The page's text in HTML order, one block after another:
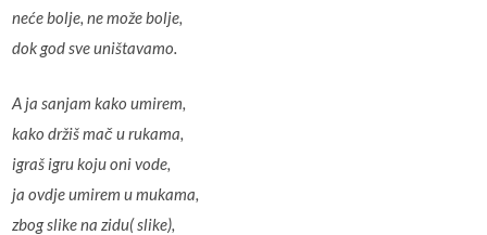
neće bolje, ne može bolje,
dok god sve uništavamo.
A ja sanjam kako umirem,
kako držiš mač u rukama,
igraš igru koju oni vode,
ja ovdje umirem u mukama,
zbog slike na zidu( slike),